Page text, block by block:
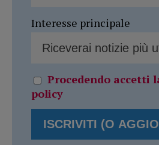
Interesse principale
Procedendo accetti
policy